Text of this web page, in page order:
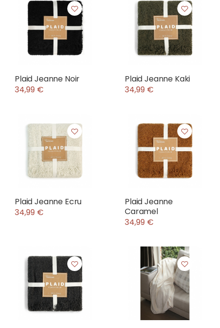
Plaid Jeanne Noir
34,99 €
Plaid Jeanne Kaki
34,99 €
Plaid Jeanne Ecru
34,99 €
Plaid Jeanne
Caramel
34,99 €